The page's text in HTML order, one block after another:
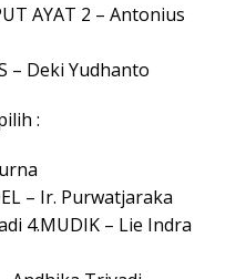
AYAT 2 – Antonius
– Deki Yudhanto
:
– Ir. Purwatjaraka
4.MUDIK – Lie Indra